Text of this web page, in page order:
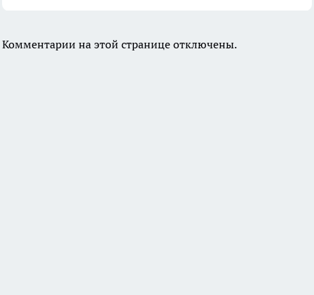
Комментарии на этой странице отключены.